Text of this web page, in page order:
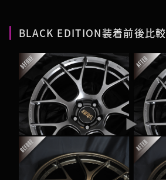
BLACK EDITION装着前後比較